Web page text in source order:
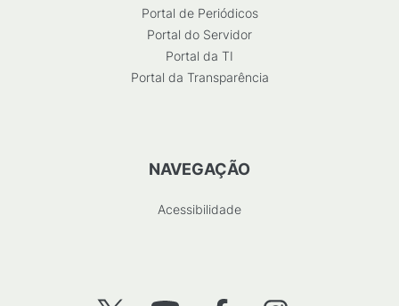
Portal de Periódicos
Portal do Servidor
Portal da TI
Portal da Transparência
NAVEGAÇÃO
Acessibilidade